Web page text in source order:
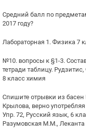
Средний балл по
2017 году?
Лабораторная 1. Физика 7
№10. вопросы к §1-3.
тетради таблицу.
8 класс химия
Спишите отрывки из басен
Крылова, верно
Упр. 72, Русский язык, 6
Разумовская М.М., Леканта